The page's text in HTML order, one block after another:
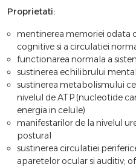
Proprietati:
mentinerea memoriei odata
cognitive si a circulatiei
functionarea normala a
sustinerea echilibrului mental
sustinerea metabolismului
nivelul de ATP (nucleotide
energia in celule)
manifestarilor de la nivelul
postural
sustinerea circulatiei
aparetelor ocular si auditiv;